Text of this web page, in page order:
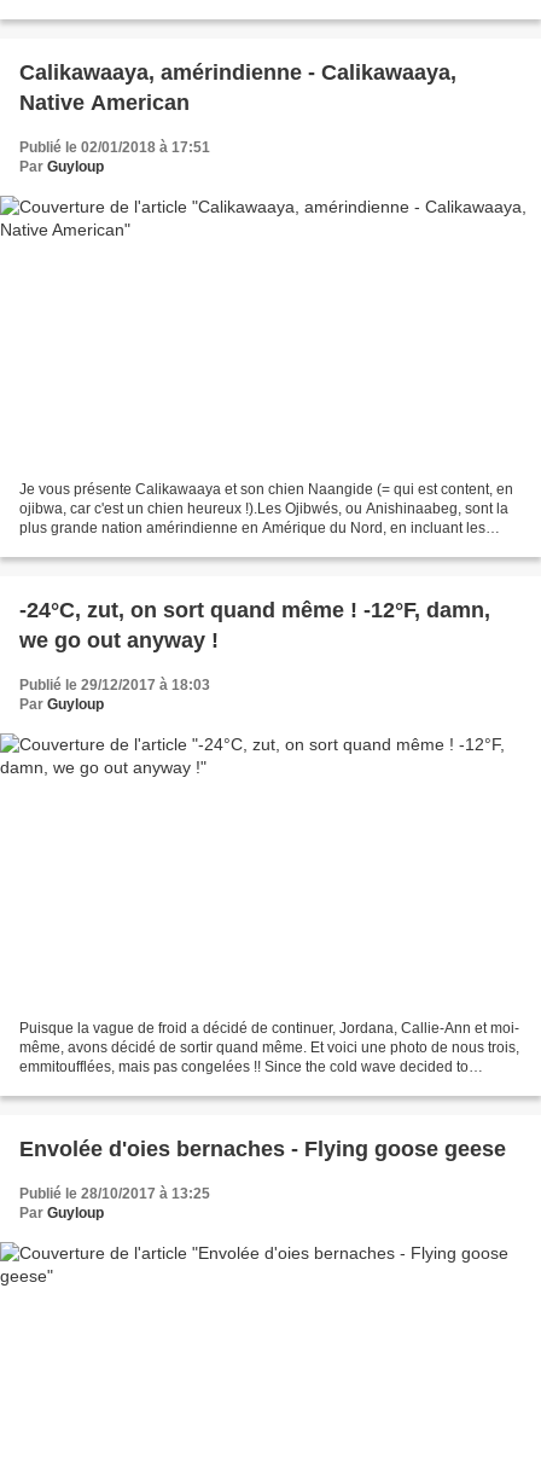
Calikawaaya, amérindienne - Calikawaaya,
Native American
Publié le 02/01/2018 à 17:51
Par Guyloup
Je vous présente Calikawaaya et son chien Naangide (= qui est content, en
ojibwa, car c'est un chien heureux !).Les Ojibwés, ou Anishinaabeg, sont la
plus grande nation amérindienne en Amérique du Nord, en incluant les
-24°C, zut, on sort quand même ! -12°F, damn,
we go out anyway !
Publié le 29/12/2017 à 18:03
Par Guyloup
Puisque la vague de froid a décidé de continuer, Jordana, Callie-Ann et moi-
même, avons décidé de sortir quand même. Et voici une photo de nous trois,
emmitoufflées, mais pas congelées !! Since the cold wave decided to
Envolée d'oies bernaches - Flying goose geese
Publié le 28/10/2017 à 13:25
Par Guyloup